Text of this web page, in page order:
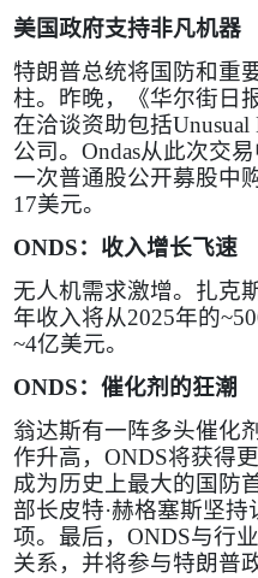
美国政府支持非凡机器
特朗普总统将国防和重
柱。昨晚，《华尔街日
在洽谈资助包括Unusual
公司。 Ondas从此次交
一次普通股公开募股中
17美元。
ONDS：收入增长飞速
无人机需求激增。扎克
年收入将从2025年的
~4亿美元。
ONDS：催化剂的狂潮
翁达斯有一阵多头催化
作升高， ONDS将获得
成为历史上最大的国防
部长皮特·赫格塞斯坚
项。最后， ONDS与行
关系，并将参与特朗普